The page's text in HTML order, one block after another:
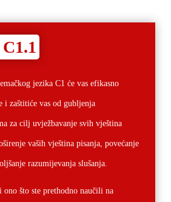
jezika C1 će vas efikasno
i zaštitiće vas od gubljenja
za cilj uvježbavanje svih vještina
vaših vještina pisanja, povećanje
razumijevanja slušanja.
što ste prethodno naučili na